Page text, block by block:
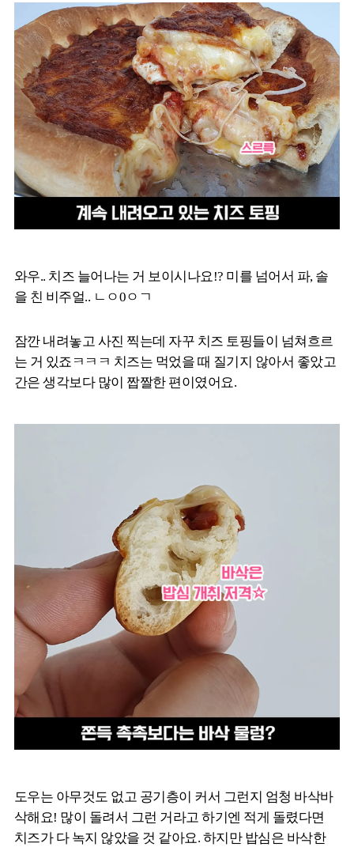
와우.. 치즈 늘어나는 거 보이시나요!? 미를 넘어서 파, 솔
을 친 비주얼.. ㄴㅇ0ㅇㄱ
잠깐 내려놓고 사진 찍는데 자꾸 치즈 토핑들이 넘쳐흐르
는 거 있죠ㅋㅋㅋ 치즈는 먹었을 때 질기지 않아서 좋았고
간은 생각보다 많이 짭짤한 편이였어요.
도우는 아무것도 없고 공기층이 커서 그런지 엄청 바삭바
삭해요! 많이 돌려서 그런 거라고 하기엔 적게 돌렸다면
치즈가 다 녹지 않았을 것 같아요. 하지만 밥심은 바삭한